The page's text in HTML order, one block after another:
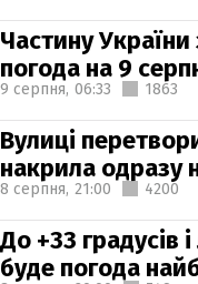
Частину
погода на 9
9 серпня, 06:33 1863
Вулиці
накрила одразу
8 серпня, 21:00 4200
До +33 градусів
буде погода